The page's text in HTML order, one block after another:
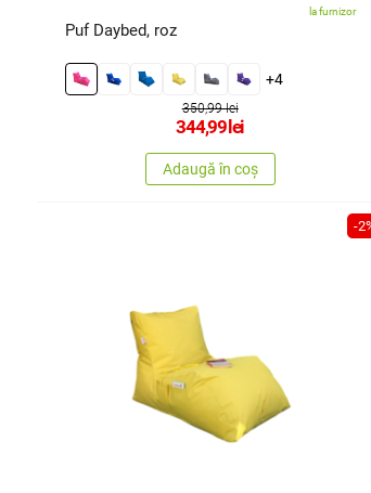
la furnizor
Puf Daybed, roz
+4
350,99 lei
344,99 lei
Adaugă în coș
-